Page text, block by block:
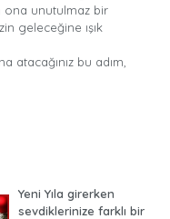
ona unutulmaz bir
geleceğine ışık
atacağınız bu adım,
Yeni Yıla girerken
sevdiklerinize farklı bir